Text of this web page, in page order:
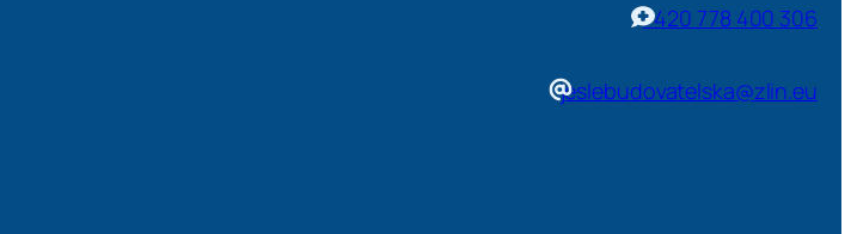
+420 778 400 306
jeslebudovatelska@zlin.eu